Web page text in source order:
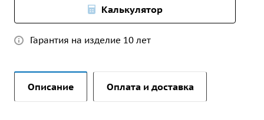
Калькулятор
Гарантия на изделие 10 лет
Описание Оплата и доставка